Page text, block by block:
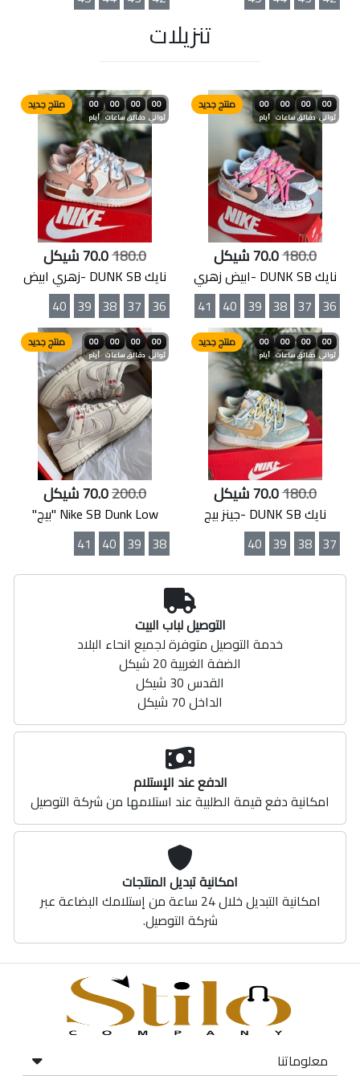
تنزيلات
00
أيام
00
ساعات
00
دقائق
00
ثواني
منتج جديد
180.0
نايك DUNK SB -ابيض زهري
36
37
38
39
40
41
00
أيام
00
ساعات
00
دقائق
00
ثواني
منتج جديد
180.0
نايك DUNK SB -زهري ابيض
36
37
38
39
40
00
أيام
00
ساعات
00
دقائق
00
ثواني
منتج جديد
180.0
نايك DUNK SB -جينز بيج
37
38
39
40
00
أيام
00
ساعات
00
دقائق
00
ثواني
منتج جديد
200.0
Nike SB Dunk Low "بيج"
38
39
40
41
التوصيل لباب البيت
خدمة التوصيل متوفرة لجميع انحاء البلاد
الضفة الغربية 20 شيكل
القدس 30 شيكل
الداخل 70 شيكل
الدفع عند الإستلام
امكانية دفع قيمة الطلبية عند استلامها من شركة التوصيل
امكانية تبديل المنتجات
امكانية التبديل خلال 24 ساعة من إستلامك البضاعة عبر
شركة التوصيل.
معلوماتنا